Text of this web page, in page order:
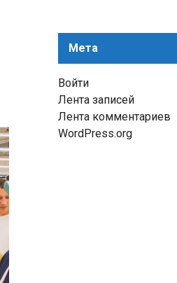
Мета
Войти
Лента записей
Лента комментариев
WordPress.org